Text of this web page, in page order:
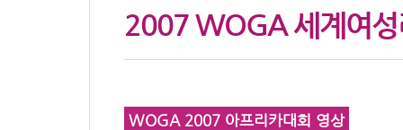
2007 WOGA 세계여성
WOGA 2007 아프리카대회 영상